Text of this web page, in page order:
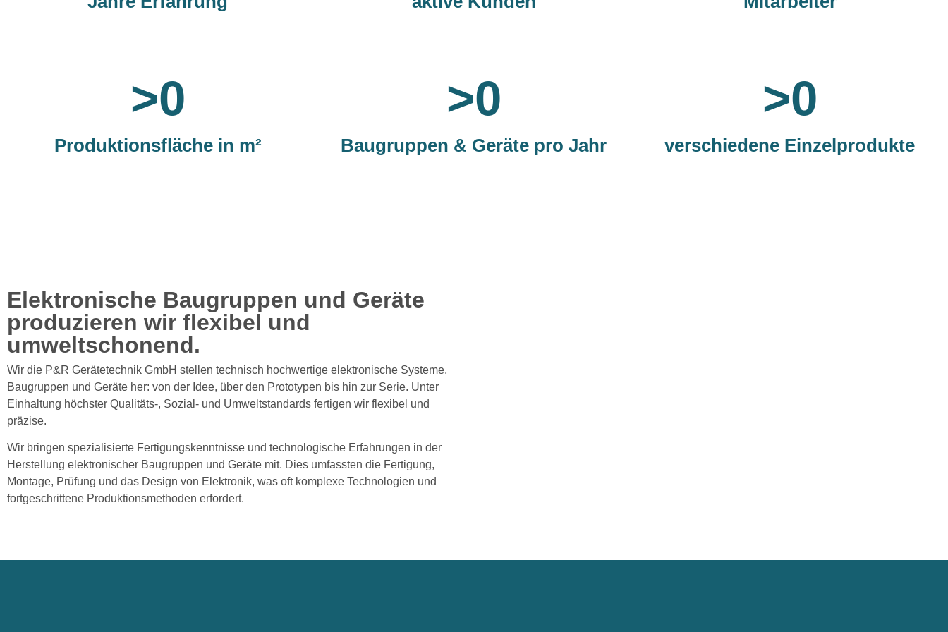
Produktionsfläche in m²
>0
Baugruppen & Geräte pro Jahr
>0
verschiedene Einzelprodukte
>0
Elektronische Baugruppen und Geräte
produzieren wir flexibel und
umweltschonend.
Wir die P&R Gerätetechnik GmbH stellen technisch hochwertige elektronische Systeme,
Baugruppen und Geräte her: von der Idee, über den Prototypen bis hin zur Serie. Unter
Einhaltung höchster Qualitäts-, Sozial- und Umweltstandards fertigen wir flexibel und
präzise.
Wir bringen spezialisierte Fertigungskenntnisse und technologische Erfahrungen in der
Herstellung elektronischer Baugruppen und Geräte mit. Dies umfassten die Fertigung,
Montage, Prüfung und das Design von Elektronik, was oft komplexe Technologien und
fortgeschrittene Produktionsmethoden erfordert.